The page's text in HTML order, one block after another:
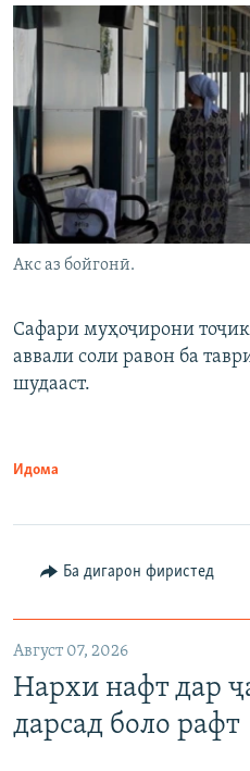
Акс аз бойгонӣ.
Сафари муҳоҷирони
аввали соли равон ба
шудааст.
Идома
Ба дигарон фиристед
Август 07, 2026
Нархи нафт дар
дарсад боло рафт